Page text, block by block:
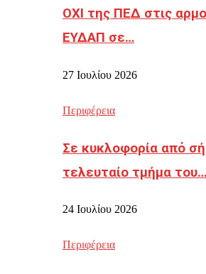
ΟΧΙ της ΠΕΔ στις
ΕΥΔΑΠ σε…
27 Ιουλίου 2026
Περιφέρεια
Σε κυκλοφορία από
τελευταίο τμήμα του…
24 Ιουλίου 2026
Περιφέρεια